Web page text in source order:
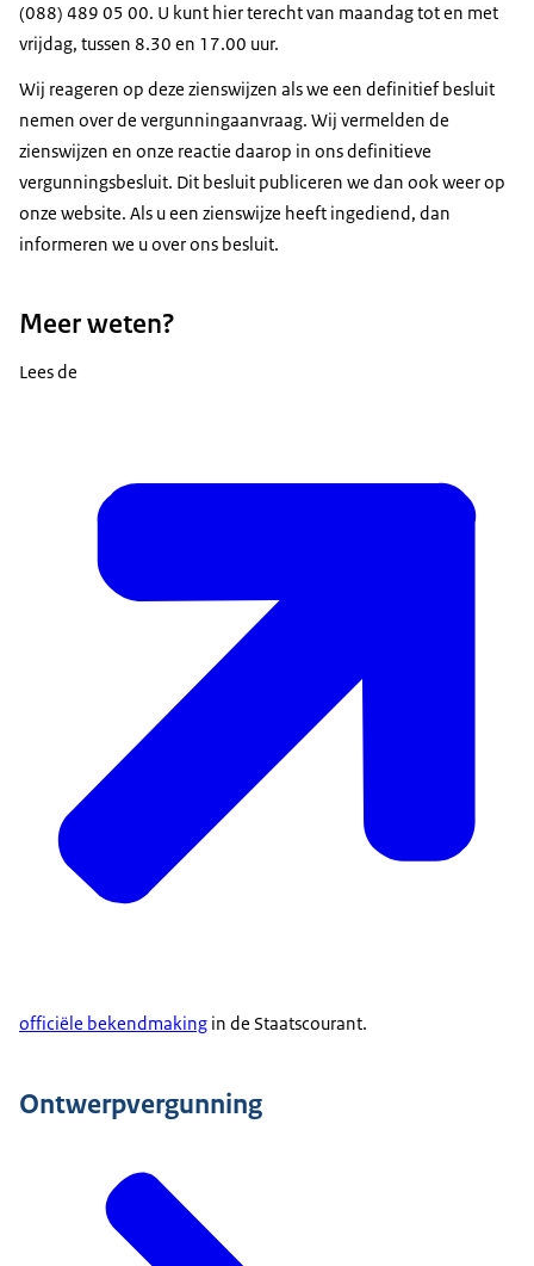
(088) 489 05 00. U kunt hier terecht van maandag tot en met
vrijdag, tussen 8.30 en 17.00 uur.
Wij reageren op deze zienswijzen als we een definitief besluit
nemen over de vergunningaanvraag. Wij vermelden de
zienswijzen en onze reactie daarop in ons definitieve
vergunningsbesluit. Dit besluit publiceren we dan ook weer op
onze website. Als u een zienswijze heeft ingediend, dan
informeren we u over ons besluit.
Meer weten?
Lees de
officiële bekendmaking in de Staatscourant.
Ontwerpvergunning